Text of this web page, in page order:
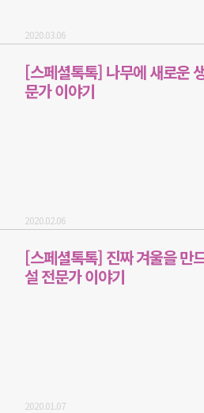
2020.03.06
[스페셜톡톡] 나무에 새로운
문가 이야기
2020.02.06
[스페셜톡톡] 진짜 겨울을 만
설 전문가 이야기
2020.01.07